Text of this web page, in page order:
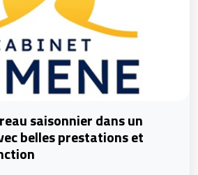
saisonnier dans un
belles prestations et